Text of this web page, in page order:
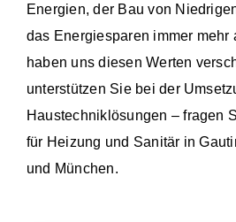
Energien, der Bau von
das Energiesparen immer mehr
haben uns diesen Werten
unterstützen Sie bei der
Haustechniklösungen – fragen
für Heizung und Sanitär in
und München.